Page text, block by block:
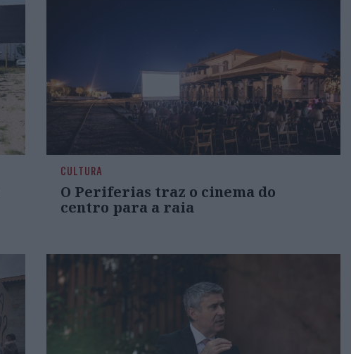
CULTURA
O Periferias traz o cinema do
centro para a raia